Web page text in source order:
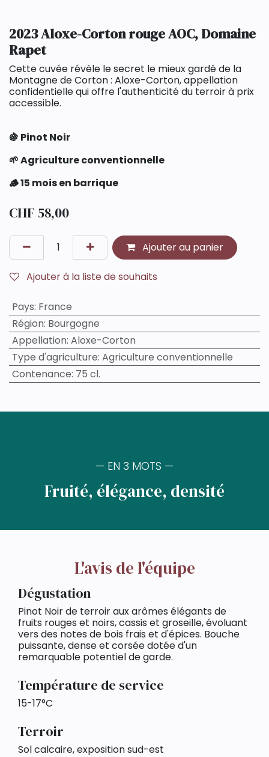
2023 Aloxe-Corton rouge AOC, Domaine
Rapet
Cette cuvée révèle le secret le mieux gardé de la
Montagne de Corton : Aloxe-Corton, appellation
confidentielle qui offre l'authenticité du terroir à prix
accessible.
🍇 Pinot Noir
🌱 Agriculture conventionnelle
🪵 15 mois en barrique
CHF 58,00
Ajouter au panier
Ajouter à la liste de souhaits
Pays: France
Région: Bourgogne
Appellation: Aloxe-Corton
Type d'agriculture: Agriculture conventionnelle
Contenance: 75 cl.
— EN 3 MOTS —
Fruité, élégance, densité
L'avis de l'équipe
Dégustation
Pinot Noir de terroir aux arômes élégants de
fruits rouges et noirs, cassis et groseille, évoluant
vers des notes de bois frais et d'épices. Bouche
puissante, dense et corsée dotée d'un
remarquable potentiel de garde.
Température de service
15-17°C
Terroir
Sol calcaire, exposition sud-est